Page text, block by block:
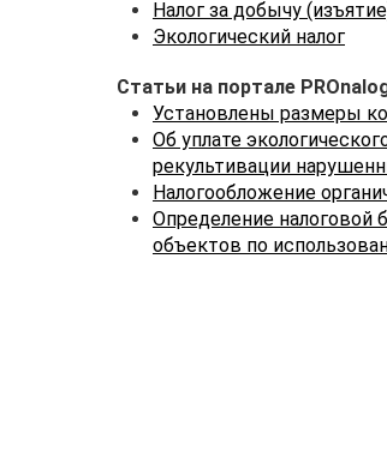
Налог за добычу
Экологический налог
Статьи на портале
Установлены размеры
Об уплате
рекультивации
Налогообложение
Определение налоговой
объектов по